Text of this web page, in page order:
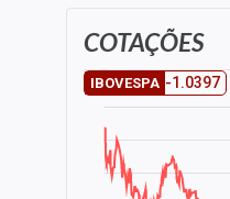
COTAÇÕES
IBOVESPA -1.0397